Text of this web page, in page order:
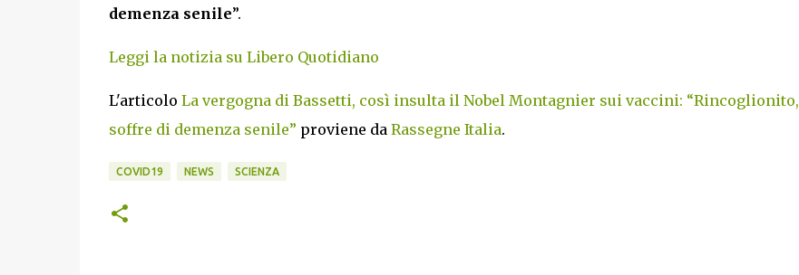
demenza senile”.
Leggi la notizia su Libero Quotidiano
L'articolo La vergogna di Bassetti, così insulta il Nobel Montagnier sui vaccini: “Rincoglionito,
soffre di demenza senile” proviene da Rassegne Italia.
COVID19 NEWS SCIENZA